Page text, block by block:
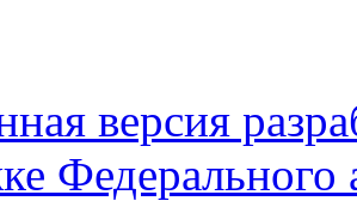
версия
Федерального